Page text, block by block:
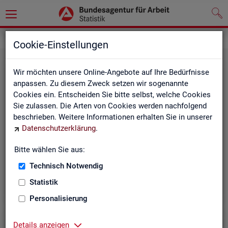
Cookie-Einstellungen
Wir möchten unsere Online-Angebote auf Ihre Bedürfnisse
anpassen. Zu diesem Zweck setzen wir sogenannte
Cookies ein. Entscheiden Sie bitte selbst, welche Cookies
Sie zulassen. Die Arten von Cookies werden nachfolgend
beschrieben. Weitere Informationen erhalten Sie in unserer
Datenschutzerklärung.
Bitte wählen Sie aus:
Technisch Notwendig
Statistik
Personalisierung
Details anzeigen
Me­tho­di­sche Hin­wei­se
Hintergrundinformationen und methodische Hinweise
zu den Fachstatistiken und weiteren Themen, z. B. zur